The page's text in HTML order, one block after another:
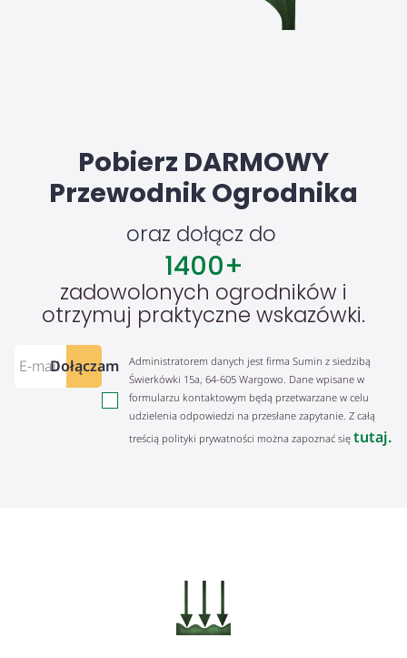
Pobierz DARMOWY
Przewodnik Ogrodnika
oraz dołącz do
zadowolonych ogrodników i
otrzymuj praktyczne wskazówki.
1400+
Dołączam
Administratorem danych jest firma Sumin z siedzibą
Świerkówki 15a, 64-605 Wargowo. Dane wpisane w
formularzu kontaktowym będą przetwarzane w celu
udzielenia odpowiedzi na przesłane zapytanie. Z całą
treścią polityki prywatności można zapoznać się tutaj.